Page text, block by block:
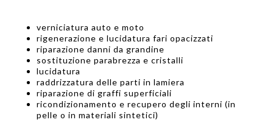
verniciatura auto e moto
rigenerazione e lucidatura fari opacizzati
riparazione danni da grandine
sostituzione parabrezza e cristalli
lucidatura
raddrizzatura delle parti in lamiera
riparazione di graffi superficiali
ricondizionamento e recupero degli interni (in
pelle o in materiali sintetici)